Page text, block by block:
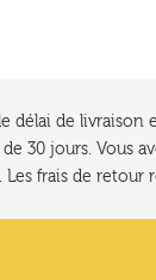
délai de livraison
30 jours. Vous
frais de retour